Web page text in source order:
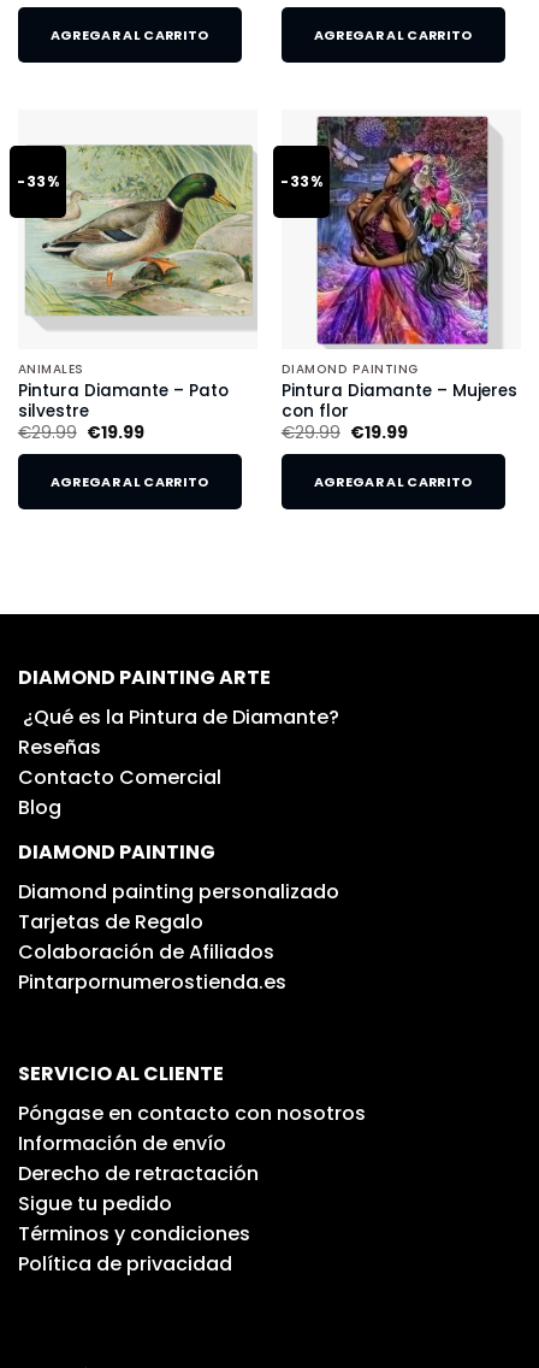
AGREGAR AL CARRITO AGREGAR AL CARRITO
-33%
ANIMALES
Pintura Diamante – Pato
silvestre
€29.99 €19.99
AGREGAR AL CARRITO
-33%
DIAMOND PAINTING
Pintura Diamante – Mujeres
con flor
€29.99 €19.99
AGREGAR AL CARRITO
DIAMOND PAINTING ARTE
¿Qué es la Pintura de Diamante?
Reseñas
Contacto Comercial
Blog
DIAMOND PAINTING
Diamond painting personalizado
Tarjetas de Regalo
Colaboración de Afiliados
Pintarpornumerostienda.es
SERVICIO AL CLIENTE
Póngase en contacto con nosotros
Información de envío
Derecho de retractación
Sigue tu pedido
Términos y condiciones
Política de privacidad